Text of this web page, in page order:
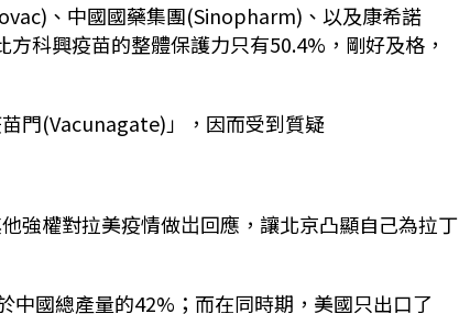
、中國​國藥集團(Sinopharm)、以及康希諾
科興疫苗的整體保護力只有50.4%，剛好及格，
門(Vacunagate)」，因而受到質疑
強權對拉美疫情做岀回應，讓北京凸顯自己為拉丁
中國總產量的42%；而在同時期，美國只出口了